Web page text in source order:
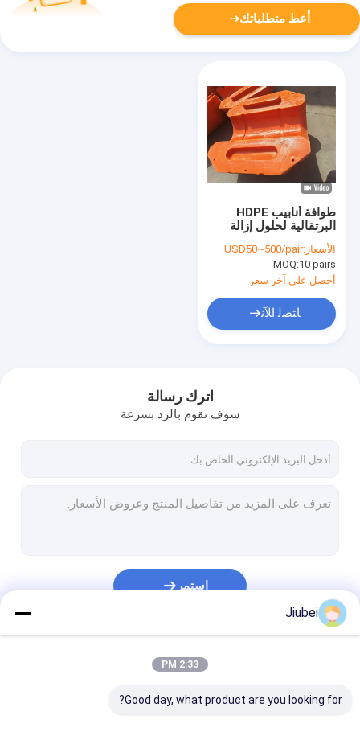
أعط متطلباتك
طوافة أنابيب HDPE
البرتقالية لحلول إزالة
الرواسب في عمليات
التجريف البيئي
الأسعار:USD50~500/pair
MOQ:10 pairs
أحصل على آخر سعر
ﺎﺘﺼﻟ ﺍﻶﻧ
اترك رسالة
سوف نقوم بالرد بسرعة
استمر
Jiubei
2:33 PM
Good day, what product are you looking for?